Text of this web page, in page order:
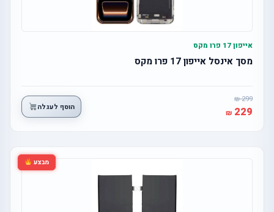
אייפון 17 פרו מקס
מסך אינסל אייפון 17 פרו מקס
299
229 הוסף לעגלה
מבצע